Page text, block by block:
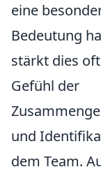
eine
Bedeutung
stärkt dies
Gefühl der
und
dem Team.